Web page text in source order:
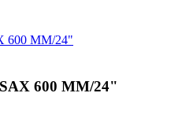
600 MM/24"